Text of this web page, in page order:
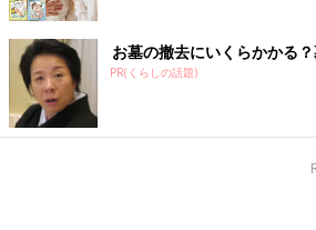
お墓の撤去にいくらかかる
PR(くらしの話題)